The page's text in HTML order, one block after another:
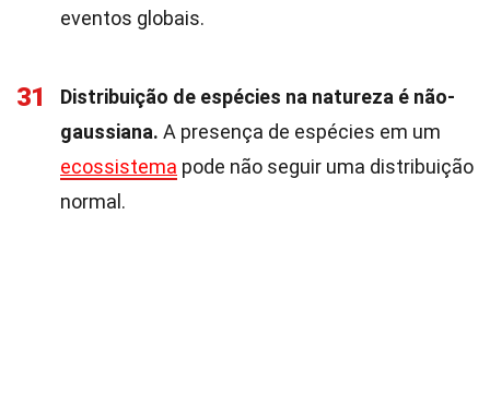
eventos globais.
31
Distribuição de espécies na natureza é não-
gaussiana. A presença de espécies em um
ecossistema pode não seguir uma distribuição
normal.